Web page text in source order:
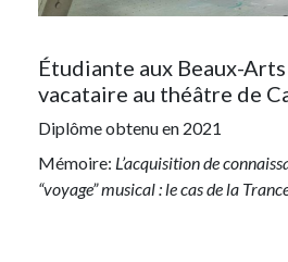
Étudiante aux Beaux-
vacataire au théâtre de
Diplôme obtenu en 2021
Mémoire: L’acquisition de
“voyage” musical : le cas de la